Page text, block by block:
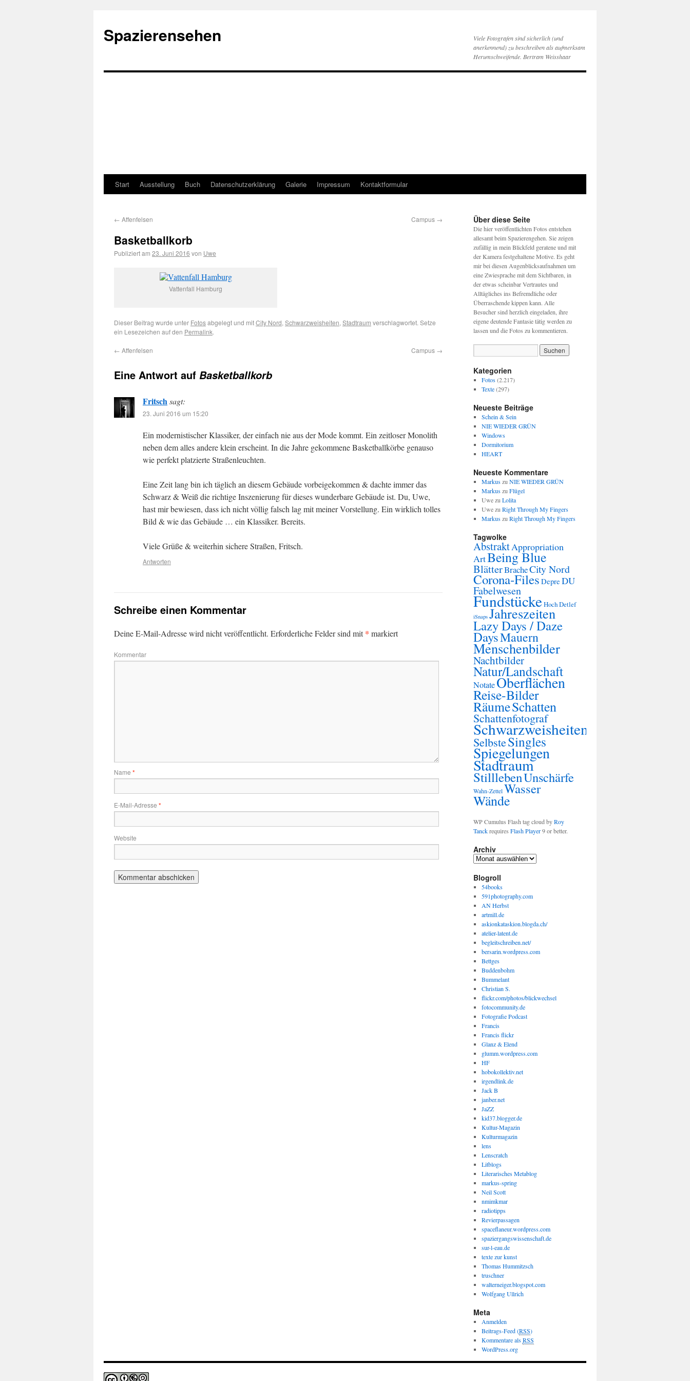
Spazierensehen
Viele Fotografen sind sicherlich (und
anerkennend) zu beschreiben als aufmerksam
Herumschweifende. Bertram Weisshaar
Start Ausstellung Buch Datenschutzerklärung Galerie Impressum Kontaktformular
← Affenfelsen Campus →
Basketballkorb
Publiziert am 23. Juni 2016 von Uwe
Vattenfall Hamburg
Dieser Beitrag wurde unter Fotosabgelegt und mitCity Nord, Schwarzweisheiten, Stadtraum verschlagwortet. Setze
ein Lesezeichen auf den Permalink.
← Affenfelsen Campus →
Eine Antwort auf Basketballkorb
Fritschsagt:
23. Juni 2016 um 15:20
Ein modernistischer Klassiker, der einfach nie aus der Mode kommt. Ein zeitloser Monolith
neben dem alles andere klein erscheint. In die Jahre gekommene Basketballkörbe genauso
wie perfekt platzierte Straßenleuchten.
Eine Zeit lang bin ich täglich an diesem Gebäude vorbeigekommen & dachte immer das
Schwarz & Weiß die richtige Inszenierung für dieses wunderbare Gebäude ist. Du, Uwe,
hast mir bewiesen, dass ich nicht völlig falsch lag mit meiner Vorstellung. Ein wirklich tolles
Bild & wie das Gebäude … ein Klassiker. Bereits.
Viele Grüße & weiterhin sichere Straßen, Fritsch.
Antworten
Schreibe einen Kommentar
Deine E-Mail-Adresse wird nicht veröffentlicht. Erforderliche Felder sind mit* markiert
Kommentar
Name *
E-Mail-Adresse *
Website
Über diese Seite
Die hier veröffentlichten Fotos entstehen
allesamt beim Spazierengehen. Sie zeigen
zufällig in mein Blickfeld geratene und mit
der Kamera festgehaltene Motive. Es geht
mir bei diesen Augenblicksaufnahmen um
eine Zwiesprache mit dem Sichtbaren, in
der etwas scheinbar Vertrautes und
Alltägliches ins Befremdliche oder
Überraschende kippen kann. Alle
Besucher sind herzlich eingeladen, ihre
eigene deutende Fantasie tätig werden zu
lassen und die Fotos zu kommentieren.
Kategorien
Fotos(2.217)
Texte(297)
Neueste Beiträge
Schein & Sein
NIE WIEDER GRÜN
Windows
Dormitorium
HEART
Neueste Kommentare
Markuszu NIE WIEDER GRÜN
Markuszu Flügel
Uwezu Lolita
Uwezu Right Through My Fingers
Markuszu Right Through My Fingers
Tagwolke
AbstraktAppropriation
ArtBeing Blue
BlätterBracheCity Nord
Corona-Files Depre DU
Fabelwesen
FundstückeHoch Detlef
iSnaps Jahreszeiten
Lazy Days / Daze
DaysMauern
Menschenbilder
Nachtbilder
Natur/Landschaft
NotateOberflächen
Reise-Bilder
RäumeSchatten
Schattenfotograf
Schwarzweisheiten
SelbsteSingles
Spiegelungen
Stadtraum
StilllebenUnschärfe
Wahn-Zettel Wasser
Wände
WP Cumulus Flash tag cloud byRoy
Tanckrequires Flash Player9 or better.
Archiv
Blogroll
54books
591photography.com
AN Herbst
artmill.de
askionkataskion.blogda.ch/
atelier-latent.de
begleitschreiben.net/
bersarin.wordpress.com
Bettges
Buddenbohm
Bummelant
Christian S.
flickr.com/photos/blickwechsel
fotocommunity.de
Fotografie Podcast
Francis
Francis flickr
Glanz & Elend
glumm.wordpress.com
HF
hobokollektiv.net
irgendlink.de
Jack B
janber.net
JaZZ
kid37.blogger.de
Kultur-Magazin
Kulturmagazin
lens
Lenscratch
Litblogs
Literarisches Metablog
markus-spring
Neil Scott
nmimkmar
radiotipps
Revierpassagen
spaceflaneur.wordpress.com
spaziergangswissenschaft.de
sur-l-eau.de
texte zur kunst
Thomas Hummitzsch
truschner
walterneiger.blogspot.com
Wolfgang Ullrich
Meta
Anmelden
Beitrags-Feed (RSS)
Kommentare alsRSS
WordPress.org